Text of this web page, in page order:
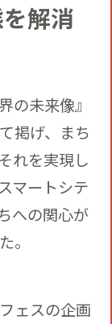
解消
の未来像』
掲げ、まち
れを実現し
マートシテ
への関心が
。
ェスの企画